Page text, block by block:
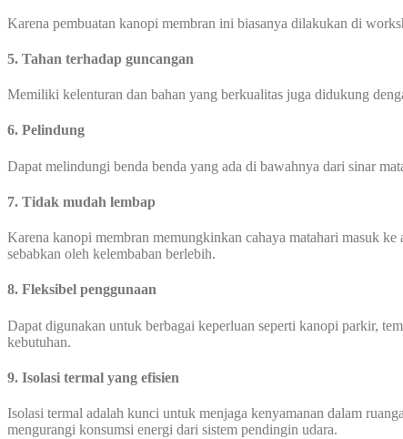
Karena pembuatan kanopi membran ini biasanya dilakukan di
5. Tahan terhadap guncangan
Memiliki kelenturan dan bahan yang berkualitas juga didukung
6. Pelindung
Dapat melindungi benda benda yang ada di bawahnya dari sinar
7. Tidak mudah lembap
Karena kanopi membran memungkinkan cahaya matahari masuk
sebabkan oleh kelembaban berlebih.
8. Fleksibel penggunaan
Dapat digunakan untuk berbagai keperluan seperti kanopi parkir,
kebutuhan.
9. Isolasi termal yang efisien
Isolasi termal adalah kunci untuk menjaga kenyamanan dalam
mengurangi konsumsi energi dari sistem pendingin udara.